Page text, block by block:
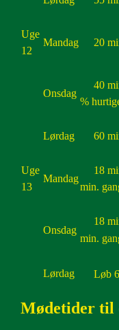
Uge
12
Mandag 20
Onsdag
40
%
Lørdag 60
Uge
13
Mandag
18
min.
Onsdag
18
min.
Lørdag Løb
Mødetider til